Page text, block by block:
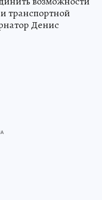
транспортной
Денис